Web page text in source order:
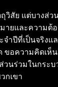
วิสัย แต่บางส่
ายและความต้
ำปีที่เป็นจริงแ
ขอความคิดเห็
วนร่วมในกระบ
กเขา